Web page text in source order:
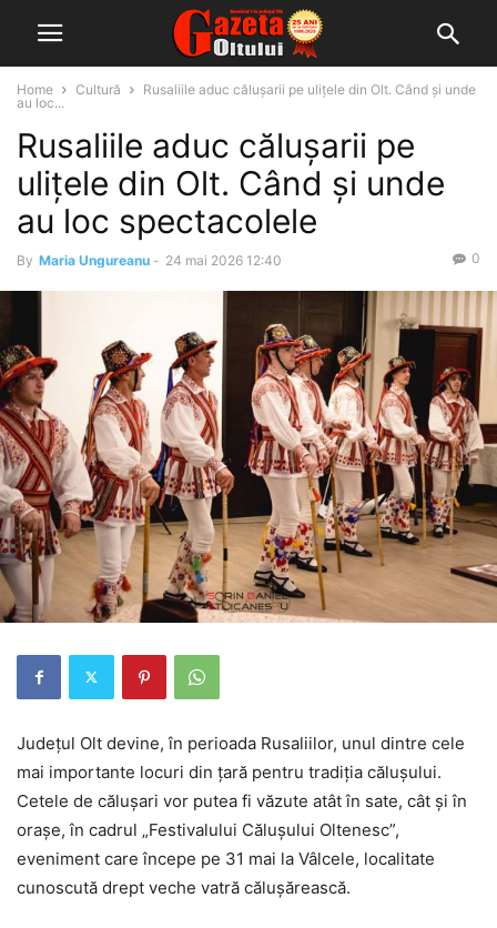
Home Cultură
Rusaliile aduc călușarii pe ulițele din Olt. Când și unde
au loc...
Rusaliile aduc călușarii pe
ulițele din Olt. Când și unde
au loc spectacolele
By Maria Ungureanu - 24 mai 2026 12:40 0
Județul Olt devine, în perioada Rusaliilor, unul dintre cele
mai importante locuri din țară pentru tradiția călușului.
Cetele de călușari vor putea fi văzute atât în sate, cât și în
orașe, în cadrul „Festivalului Călușului Oltenesc”,
eveniment care începe pe 31 mai la Vâlcele, localitate
cunoscută drept veche vatră călușărească.